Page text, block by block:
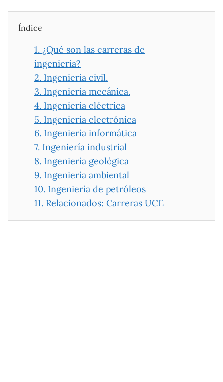
Índice
1. ¿Qué son las carreras de
ingeniería?
2. Ingeniería civil.
3. Ingeniería mecánica.
4. Ingeniería eléctrica
5. Ingeniería electrónica
6. Ingeniería informática
7. Ingeniería industrial
8. Ingeniería geológica
9. Ingeniería ambiental
10. Ingeniería de petróleos
11. Relacionados: Carreras UCE